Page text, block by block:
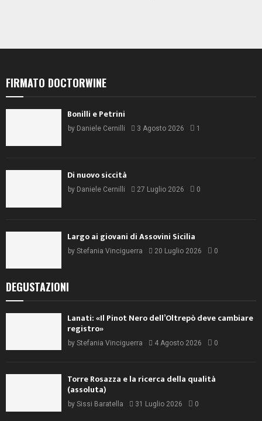
FIRMATO DOCTORWINE
Bonilli e Petrini
by Daniele Cernilli 3 Agosto 2026 1
Di nuovo siccità
by Daniele Cernilli 27 Luglio 2026 0
Largo ai giovani di Assovini Sicilia
by Stefania Vinciguerra 20 Luglio 2026 0
DEGUSTAZIONI
Lanati: «Il Pinot Nero dell’Oltrepò deve cambiare
registro»
by Stefania Vinciguerra 4 Agosto 2026 0
Torre Rosazza e la ricerca della qualità
(assoluta)
by Sissi Baratella 31 Luglio 2026 0